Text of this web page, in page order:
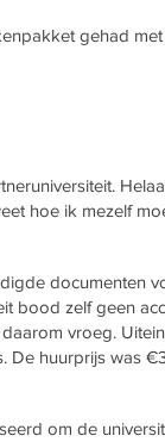
gehad
hoe ik mezelf
documenten
bood zelf geen
vroeg.
huurprijs was
om de